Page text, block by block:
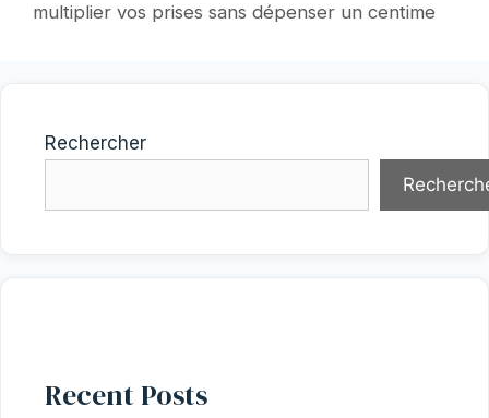
multiplier vos prises sans dépenser un centime
Rechercher
Recent Posts